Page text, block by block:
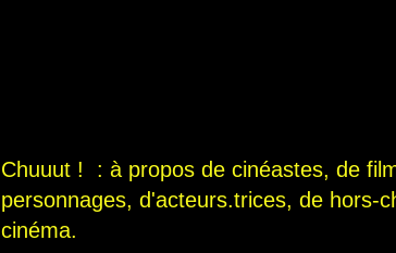
Chuuut ! : à propos de cinéastes, de
personnages, d'acteurs.trices, de hors-
cinéma.